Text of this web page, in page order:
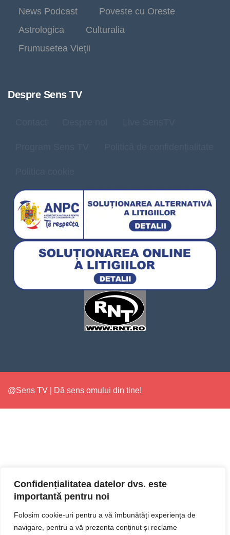
Confidențialitatea datelor dvs. este
importantă pentru noi
Folosim cookie-uri pentru a vă îmbunătăți experiența de
navigare, pentru a vă prezenta conținut și reclame
News Podcast
Poveste cu Oreste
Astrologica
Culturalia
Frumusetea Vieții
Despre Sens TV
@Sens TV | Dă sens omului din tine!